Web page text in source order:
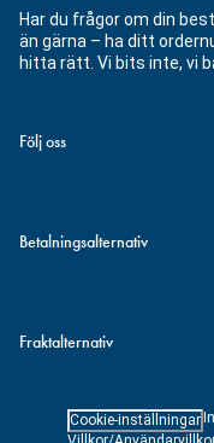
Har du frågor om din
än gärna – ha ditt
hitta rätt. Vi bits inte, vi
Följ oss
Betalningsalternativ
Fraktalternativ
Cookie-inställningar